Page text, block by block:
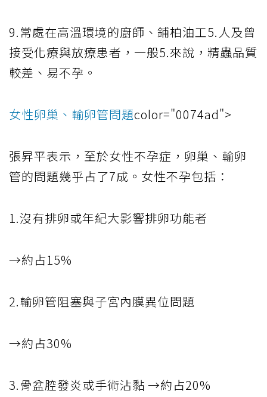
9.常處在高溫環境的廚師、鋪柏油工5.人及曾
接受化療與放療患者，一般5.來說，精蟲品質
較差、易不孕。
女性卵巢、輸卵管問題color="0074ad">
張昇平表示，至於女性不孕症，卵巢、輸卵
管的問題幾乎占了7成。女性不孕包括：
1.沒有排卵或年紀大影響排卵功能者
→約占15%
2.輸卵管阻塞與子宮內膜異位問題
→約占30%
3.骨盆腔發炎或手術沾黏 →約占20%